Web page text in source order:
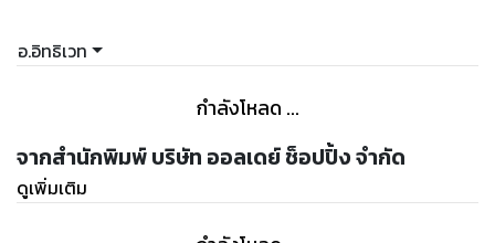
อ.อิทธิเวท
กำลังโหลด ...
จากสำนักพิมพ์ บริษัท ออลเดย์ ช็อปปิ้ง จำกัด
ดูเพิ่มเติม